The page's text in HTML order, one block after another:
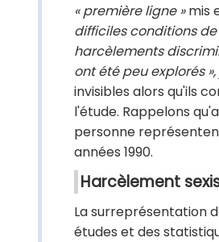
« première ligne »mis
difficiles conditions
harcèlements
ont été peu explorés »,
invisibles alors qu'ils
l'étude. Rappelons
personne
années 1990.
Harcèlement
La surreprésentation
études et des